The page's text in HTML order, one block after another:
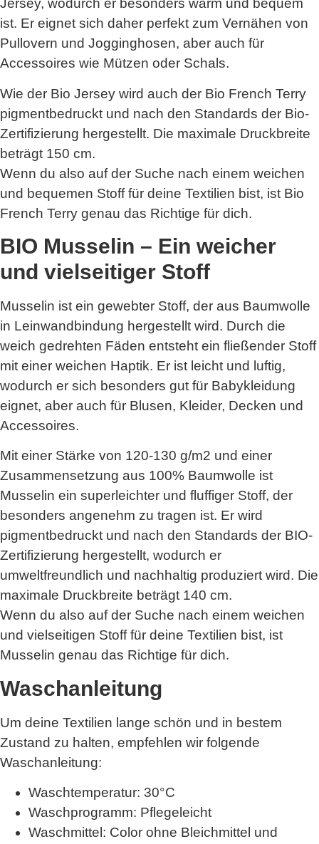
Jersey, wodurch er besonders warm und bequem
ist. Er eignet sich daher perfekt zum Vernähen von
Pullovern und Jogginghosen, aber auch für
Accessoires wie Mützen oder Schals.
Wie der Bio Jersey wird auch der Bio French Terry
pigmentbedruckt und nach den Standards der Bio-
Zertifizierung hergestellt. Die maximale Druckbreite
beträgt 150 cm.
Wenn du also auf der Suche nach einem weichen
und bequemen Stoff für deine Textilien bist, ist Bio
French Terry genau das Richtige für dich.
BIO Musselin – Ein weicher
und vielseitiger Stoff
Musselin ist ein gewebter Stoff, der aus Baumwolle
in Leinwandbindung hergestellt wird. Durch die
weich gedrehten Fäden entsteht ein fließender Stoff
mit einer weichen Haptik. Er ist leicht und luftig,
wodurch er sich besonders gut für Babykleidung
eignet, aber auch für Blusen, Kleider, Decken und
Accessoires.
Mit einer Stärke von 120-130 g/m2 und einer
Zusammensetzung aus 100% Baumwolle ist
Musselin ein superleichter und fluffiger Stoff, der
besonders angenehm zu tragen ist. Er wird
pigmentbedruckt und nach den Standards der BIO-
Zertifizierung hergestellt, wodurch er
umweltfreundlich und nachhaltig produziert wird. Die
maximale Druckbreite beträgt 140 cm.
Wenn du also auf der Suche nach einem weichen
und vielseitigen Stoff für deine Textilien bist, ist
Musselin genau das Richtige für dich.
Waschanleitung
Um deine Textilien lange schön und in bestem
Zustand zu halten, empfehlen wir folgende
Waschanleitung:
Waschtemperatur: 30°C
Waschprogramm: Pflegeleicht
Waschmittel: Color ohne Bleichmittel und